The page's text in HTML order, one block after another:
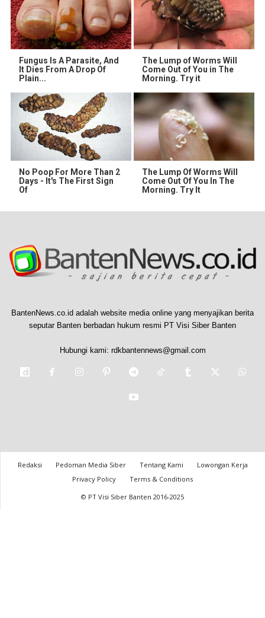
Fungus Is A Parasite, And
It Dies From A Drop Of
Plain...
The Lump of Worms Will
Come Out of You in The
Morning. Try it
No Poop For More Than 2
Days - It's The First Sign
Of
The Lump Of Worms Will
Come Out Of You In The
Morning. Try It
BantenNews.co.id adalah website media online yang menyajikan berita
seputar Banten berbadan hukum resmi PT Visi Siber Banten
Hubungi kami: rdkbantennews@gmail.com
Redaksi Pedoman Media Siber Tentang Kami
Lowongan Kerja
Privacy Policy
Terms & Conditions
© PT Visi Siber Banten 2016-2025